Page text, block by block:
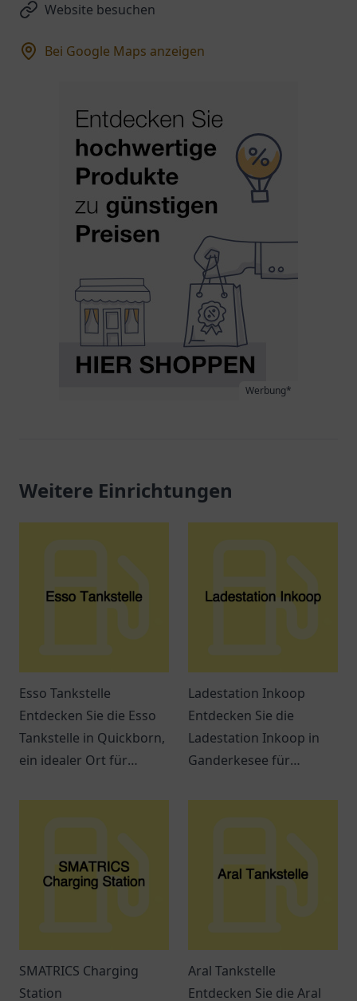
Website besuchen
Bei Google Maps anzeigen
Werbung*
Weitere Einrichtungen
Esso Tankstelle
Entdecken Sie die Esso
Tankstelle in Quickborn,
ein idealer Ort für
auf der E45.
Ladestation Inkoop
Entdecken Sie die
Ladestation Inkoop in
Ganderkesee für
Effiziente
SMATRICS Charging
Station
Aral Tankstelle
Entdecken Sie die Aral